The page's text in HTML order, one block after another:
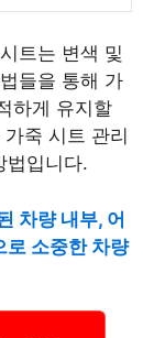
트는 변색 및
들을 통해 가
하게 유지할
죽 시트 관리
법입니다.
차량 내부, 어
로 소중한 차량